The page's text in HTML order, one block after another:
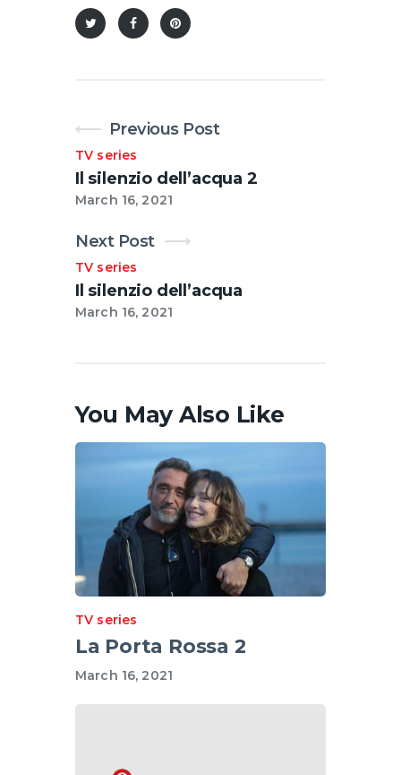
Previous Post
TV series
Il silenzio dell’acqua 2
March 16, 2021
Next Post
TV series
Il silenzio dell’acqua
March 16, 2021
You May Also Like
TV series
La Porta Rossa 2
March 16, 2021